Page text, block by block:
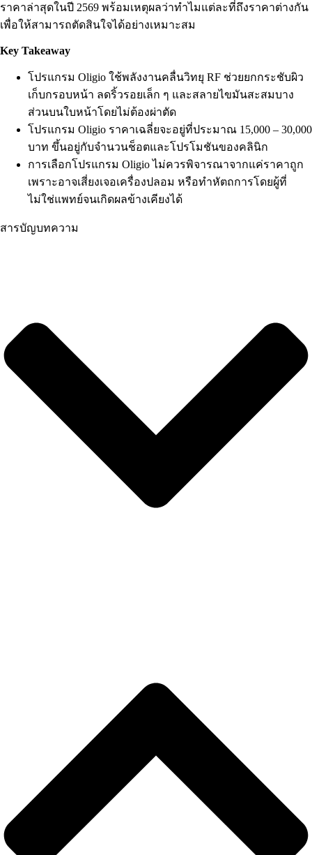
ราคาล่าสุดในปี 2569 พร้อมเหตุผลว่าทำไมแต่ละที่ถึงราคาต่างกัน
เพื่อให้สามารถตัดสินใจได้อย่างเหมาะสม
Key Takeaway
โปรแกรม Oligio ใช้พลังงานคลื่นวิทยุ RF ช่วยยกกระชับผิว
เก็บกรอบหน้า ลดริ้วรอยเล็ก ๆ และสลายไขมันสะสมบาง
ส่วนบนใบหน้าโดยไม่ต้องผ่าตัด
โปรแกรม Oligio ราคาเฉลี่ยจะอยู่ที่ประมาณ 15,000 – 30,000
บาท ขึ้นอยู่กับจำนวนช็อตและโปรโมชันของคลินิก
การเลือกโปรแกรม Oligio ไม่ควรพิจารณาจากแค่ราคาถูก
เพราะอาจเสี่ยงเจอเครื่องปลอม หรือทำหัตถการโดยผู้ที่
ไม่ใช่แพทย์จนเกิดผลข้างเคียงได้
สารบัญบทความ